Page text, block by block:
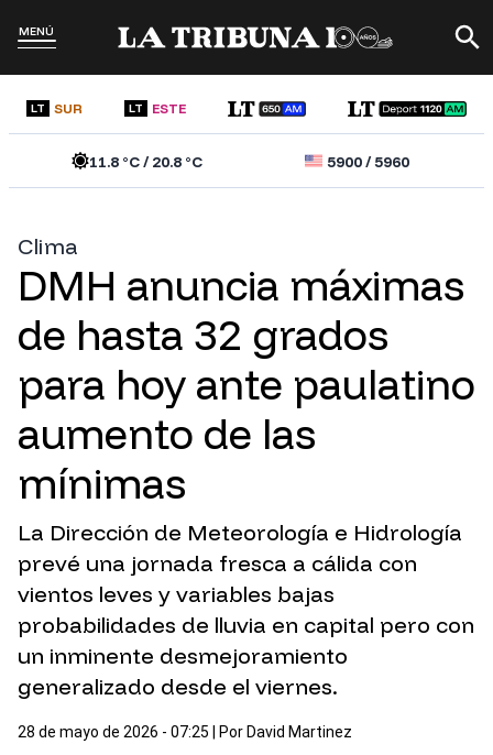
MENÚ
LT SUR LT ESTE
11.8°C /20.8°C 5900/5960
Clima
DMH anuncia máximas
de hasta 32 grados
para hoy ante paulatino
aumento de las
mínimas
La Dirección de Meteorología e Hidrología
prevé una jornada fresca a cálida con
vientos leves y variables bajas
probabilidades de lluvia en capital pero con
un inminente desmejoramiento
generalizado desde el viernes.
28 de mayo de 2026 - 07:25 | Por David Martinez